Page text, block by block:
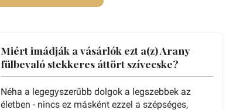
Miért imádják a vásárlók ezt a(z) Arany
fülbevaló stekkeres áttört szívecske?
Néha a legegyszerűbb dolgok a legszebbek az
életben - nincs ez másként ezzel a szépséges,